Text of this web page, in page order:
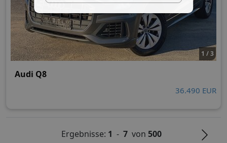
1 / 3
Audi Q8
36.490 EUR
Ergebnisse: 1 - 7von 500